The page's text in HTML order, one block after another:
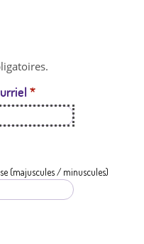
*
(majuscules / minuscules)